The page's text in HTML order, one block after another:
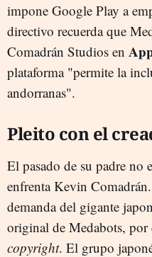
impone Google Play a
directivo recuerda que
Comadrán Studios en
plataforma "permite la
andorranas".
Pleito con el
El pasado de su padre no
enfrenta Kevin
demanda del gigante
original de Medabots, por
copyright. El grupo